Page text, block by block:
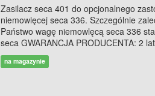
Zasilacz seca 401 do opcjonalnego
niemowlęcej seca 336. Szczególnie
Państwo wagę niemowlęcą seca 336
seca GWARANCJA PRODUCENTA: 2
na magazynie